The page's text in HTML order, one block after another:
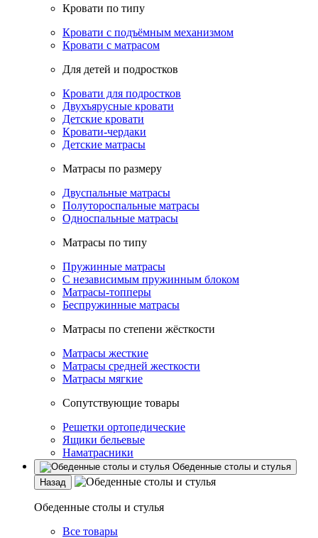
Кровати по типу
Кровати с подъёмным механизмом
Кровати с матрасом
Для детей и подростков
Кровати для подростков
Двухъярусные кровати
Детские кровати
Кровати-чердаки
Детские матрасы
Матрасы по размеру
Двуспальные матрасы
Полутороспальные матрасы
Односпальные матрасы
Матрасы по типу
Пружинные матрасы
С независимым пружинным блоком
Матрасы-топперы
Беспружинные матрасы
Матрасы по степени жёсткости
Матрасы жесткие
Матрасы средней жесткости
Матрасы мягкие
Сопутствующие товары
Решетки ортопедические
Ящики бельевые
Наматрасники
Обеденные столы и стулья
Назад
Обеденные столы и стулья
Все товары